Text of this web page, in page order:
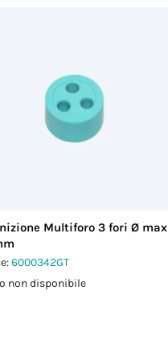
Multiforo 3 fori Ø max
6000342GT
non disponibile